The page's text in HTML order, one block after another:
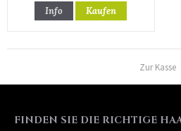
Info Kaufen
Zur Kasse
FINDEN SIE DIE RICHTIGE